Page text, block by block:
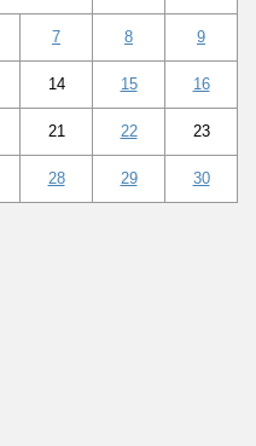
7 8 9
14 15 16
21 22 23
28 29 30